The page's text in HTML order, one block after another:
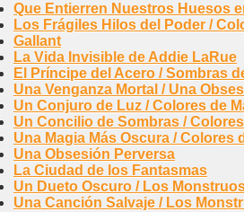
Que Entierren Nuestros Huesos
Los Frágiles Hilos del Poder /
Gallant
La Vida Invisible de Addie LaRue
El Príncipe del Acero / Sombras
Una Venganza Mortal / Una
Un Conjuro de Luz / Colores de
Un Concilio de Sombras /
Una Magia Más Oscura / Colores
Una Obsesión Perversa
La Ciudad de los Fantasmas
Un Dueto Oscuro / Los
Una Canción Salvaje / Los